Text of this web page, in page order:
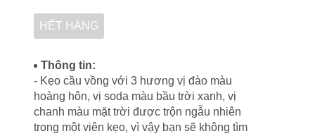
HẾT HÀNG
Thông tin:
- Kẹo cầu vồng với 3 hương vị đào màu
hoàng hôn, vị soda màu bầu trời xanh, vị
chanh màu mặt trời được trộn ngẫu nhiên
trong một viên kẹo, vì vậy bạn sẽ không tìm